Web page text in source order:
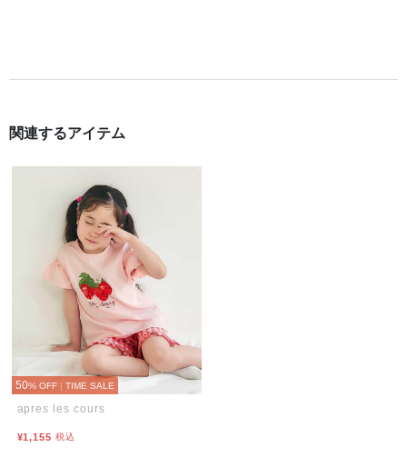
関連するアイテム
50% OFF | TIME SALE
apres les cours
¥1,155 税込